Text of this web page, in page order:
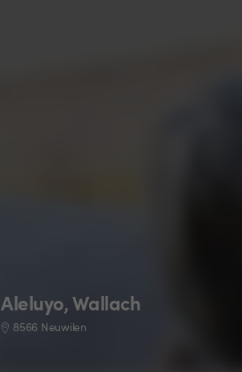
Aleluyo, Wallach
8566 Neuwilen